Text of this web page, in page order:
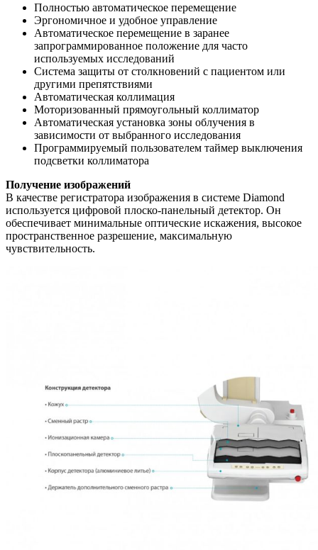
Полностью автоматическое перемещение
Эргономичное и удобное управление
Автоматическое перемещение в заранее
запрограммированное положение для часто
используемых исследований
Система защиты от столкновений с пациентом или
другими препятствиями
Автоматическая коллимация
Моторизованный прямоугольный коллиматор
Автоматическая установка зоны облучения в
зависимости от выбранного исследования
Программируемый пользователем таймер выключения
подсветки коллиматора
Получение изображений
В качестве регистратора изображения в системе Diamond
используется цифровой плоско-панельный детектор. Он
обеспечивает минимальные оптические искажения, высокое
пространственное разрешение, максимальную
чувствительность.